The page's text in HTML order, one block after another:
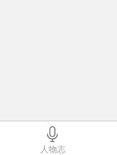
人物志